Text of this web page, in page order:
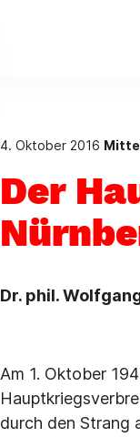
4. Oktober 2016
Der
Dr. phil.
Am 1. Oktober
durch den Strang